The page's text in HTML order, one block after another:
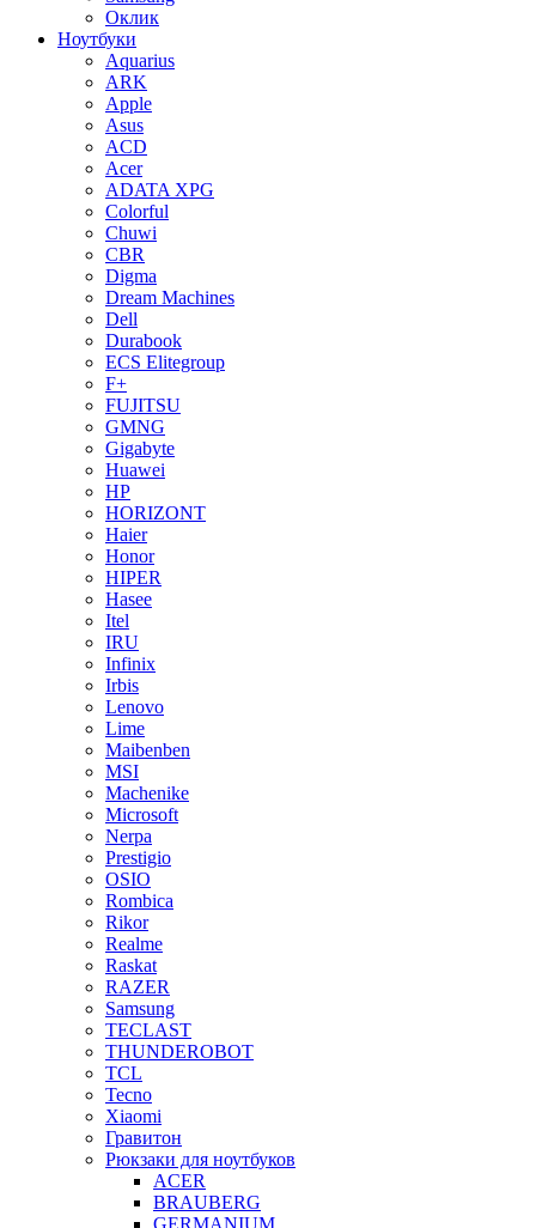
Оклик
Ноутбуки
Aquarius
ARK
Apple
Asus
ACD
Acer
ADATA XPG
Colorful
Chuwi
CBR
Digma
Dream Machines
Dell
Durabook
ECS Elitegroup
F+
FUJITSU
GMNG
Gigabyte
Huawei
HP
HORIZONT
Haier
Honor
HIPER
Hasee
Itel
IRU
Infinix
Irbis
Lenovo
Lime
Maibenben
MSI
Machenike
Microsoft
Nerpa
Prestigio
OSIO
Rombica
Rikor
Realme
Raskat
RAZER
Samsung
TECLAST
THUNDEROBOT
TCL
Tecno
Xiaomi
Гравитон
Рюкзаки для ноутбуков
ACER
BRAUBERG